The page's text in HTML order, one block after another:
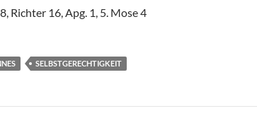
Richter 16, Apg. 1, 5. Mose 4
SELBSTGERECHTIGKEIT